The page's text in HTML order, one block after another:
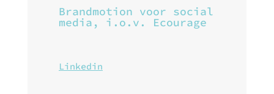
Brandmotion voor social
media, i.o.v. Ecourage
Linkedin